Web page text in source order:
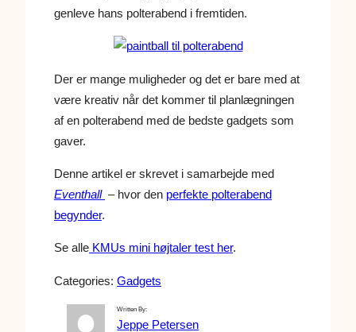
genleve hans polterabend i fremtiden.
Der er mange muligheder og det er bare med at
være kreativ når det kommer til planlægningen
af en polterabend med de bedste gadgets som
gaver.
Denne artikel er skrevet i samarbejde med
Eventhall – hvor den perfekte polterabend
begynder.
Se alle KMUs mini højtaler test her.
Categories: Gadgets
Written By:
Jeppe Petersen